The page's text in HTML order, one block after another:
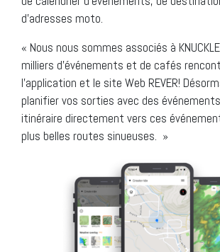
d’adresses moto.
« Nous nous sommes associés à
milliers d’événements et de cafés
l’application et le site Web REVER!
planifier vos sorties avec des
itinéraire directement vers ces
plus belles routes sinueuses. »